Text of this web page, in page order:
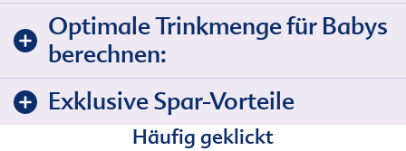
Optimale Trinkmenge für Babys
berechnen:
Exklusive Spar-Vorteile
Häufig geklickt